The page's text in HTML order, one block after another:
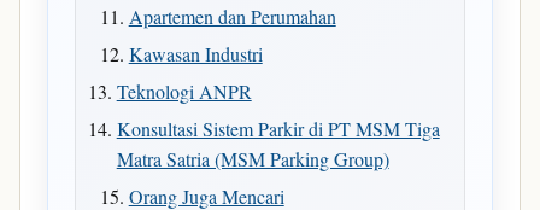
Apartemen dan Perumahan
Kawasan Industri
Teknologi ANPR
Konsultasi Sistem Parkir di PT MSM Tiga
Matra Satria (MSM Parking Group)
Orang Juga Mencari